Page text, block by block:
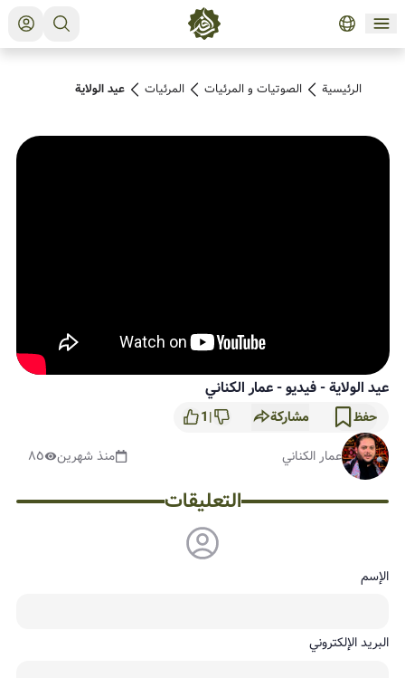
الرئيسية الصوتیات و المرئیات المرئیات عيد الولاية
عيد الولاية - فيديو-عمار الكناني
حفظ مشاركة |
1
عمار الكناني منذ شهرين ٨٥
التعليقات
الإسم
البريد الإلكتروني